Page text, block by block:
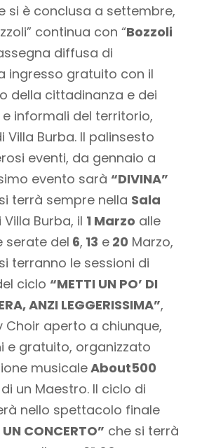
si è conclusa a settembre,
continua con “Bozzoli
diffusa di
ingresso gratuito con il
della cittadinanza e dei
informali del territorio,
Villa Burba. Il palinsesto
eventi, da gennaio a
evento sarà “DIVINA”
terrà sempre nella Sala
Villa Burba, il 1 Marzo alle
serate del 6, 13 e 20 Marzo,
terranno le sessioni di
ciclo “METTI UN PO’ DI
ANZI LEGGERISSIMA”,
Choir aperto a chiunque,
e gratuito, organizzato
musicaleAbout500
un Maestro. Il ciclo di
nello spettacolo finale
UN CONCERTO” che si terrà